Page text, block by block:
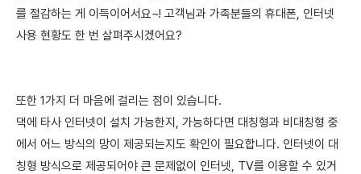
를 절감하는 게 이득이어서요~! 고객님과 가족분들의 휴대폰, 인터넷
사용 현황도 한 번 살펴주시겠어요?
또한 1가지 더 마음에 걸리는 점이 있습니다.
댁에 타사 인터넷이 설치 가능한지, 가능하다면 대칭형과 비대칭형 중
에서 어느 방식의 망이 제공되는지도 확인이 필요합니다. 인터넷이 대
칭형 방식으로 제공되어야 큰 문제없이 인터넷, TV를 이용할 수 있거